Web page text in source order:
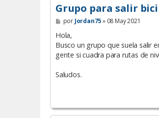
Grupo para salir
M
e
n
a
j
por Jordan75» 08 May 2021
Hola,
Busco un grupo que suela salir
gente si cuadra para rutas de
Saludos.